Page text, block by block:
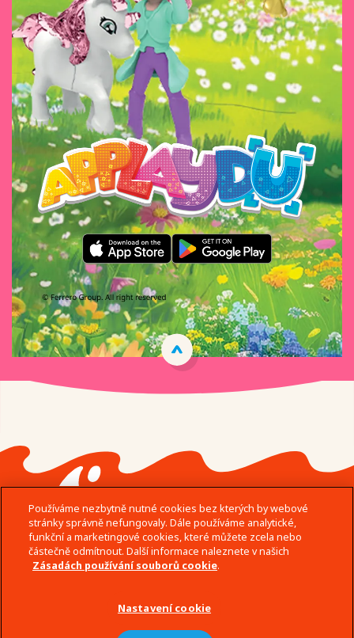
© Ferrero 2026 − All rights reserved
Používáme nezbytně nutné cookies bez kterých by webové
stránky správně nefungovaly. Dále používáme analytické,
funkční a marketingové cookies, které můžete zcela nebo
částečně odmítnout. Další informace naleznete v našich
Zásadách používání souborů cookie.
Nastavení cookie